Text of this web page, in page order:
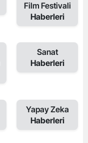
Film Festivali
Haberleri
Sanat
Haberleri
Yapay Zeka
Haberleri